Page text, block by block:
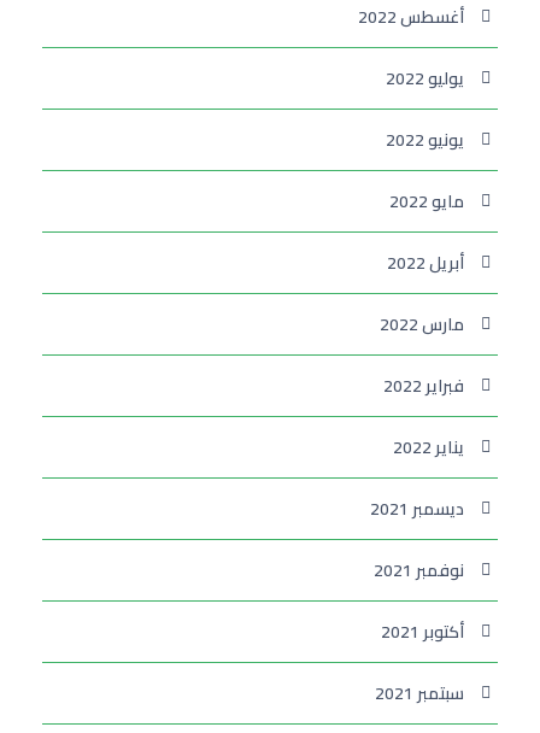
أغسطس 2022
يوليو 2022
يونيو 2022
مايو 2022
أبريل 2022
مارس 2022
فبراير 2022
يناير 2022
ديسمبر 2021
نوفمبر 2021
أكتوبر 2021
سبتمبر 2021